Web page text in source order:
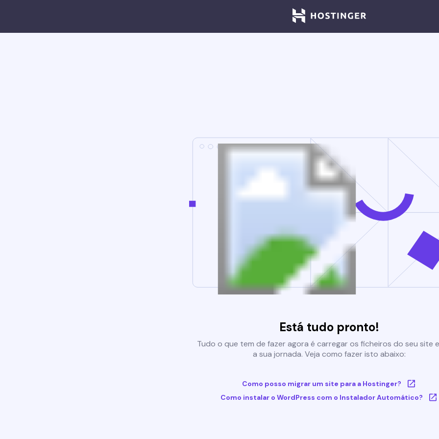
Está tudo pronto!
Tudo o que tem de fazer agora é carregar os ficheiros do seu site
a sua jornada. Veja como fazer isto abaixo:
Como posso migrar um site para a Hostinger?
Como instalar o WordPress com o Instalador Automático?